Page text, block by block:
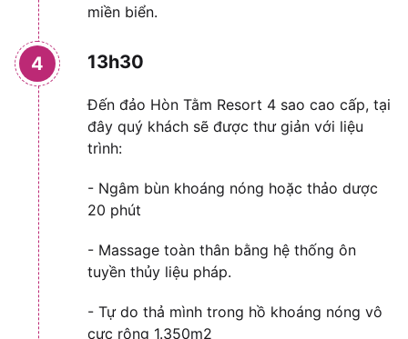
miền biển.
4 13h30
Đến đảo Hòn Tằm Resort 4 sao cao cấp, tại
đây quý khách sẽ được thư giản với liệu
trình:
- Ngâm bùn khoáng nóng hoặc thảo dược
20 phút
- Massage toàn thân bằng hệ thống ôn
tuyền thủy liệu pháp.
- Tự do thả mình trong hồ khoáng nóng vô
cực rộng 1.350m2